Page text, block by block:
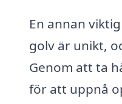
En annan
golv är unikt,
Genom att ta
för att uppnå